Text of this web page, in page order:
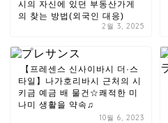
시의 자신에 있던 부동산가게
의 찾는 방법(외국인 대응)
2월 3, 2025
【프레센스 신사이바시 더·스
타일】나가호리바시 근처의 시
키금 예금 배 물건☆쾌적한 미
나미 생활을 약속♫
10월 6, 2023